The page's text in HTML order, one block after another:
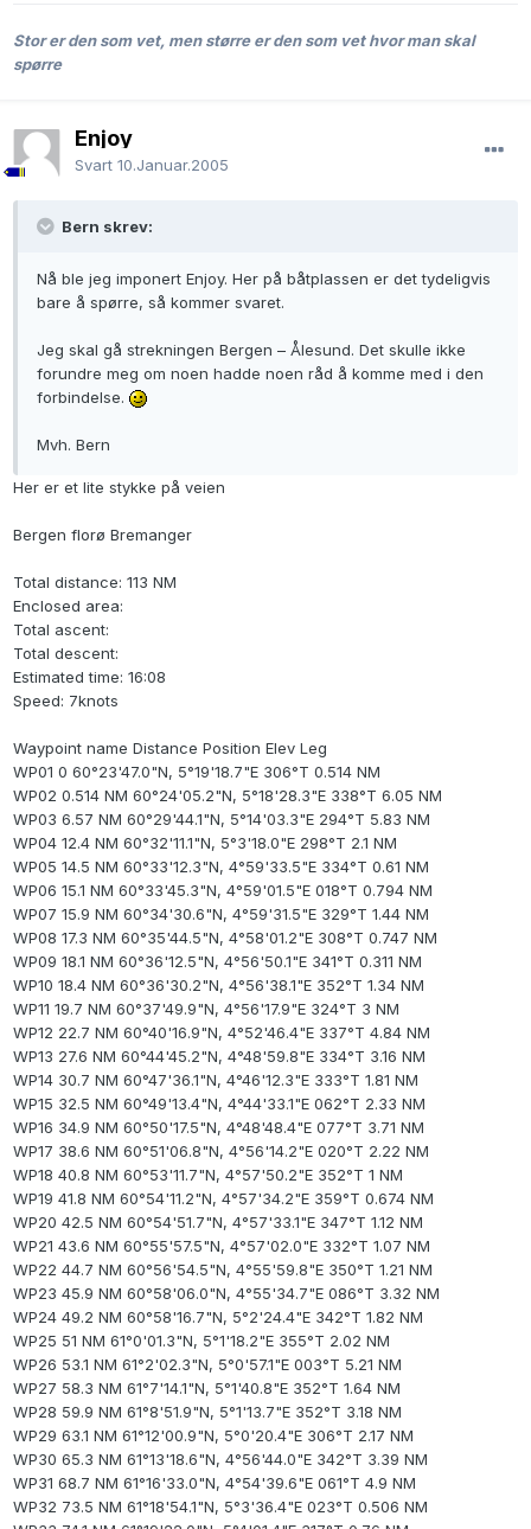
Stor er den som vet, men større er den som vet hvor man skal
spørre
Enjoy
Svart 10.Januar.2005
Bern skrev:
Nå ble jeg imponert Enjoy. Her på båtplassen er det tydeligvis
bare å spørre, så kommer svaret.
Jeg skal gå strekningen Bergen – Ålesund. Det skulle ikke
forundre meg om noen hadde noen råd å komme med i den
forbindelse.
Mvh. Bern
Her er et lite stykke på veien
Bergen florø Bremanger
Total distance: 113 NM
Enclosed area:
Total ascent:
Total descent:
Estimated time: 16:08
Speed: 7knots
Waypoint name Distance Position Elev Leg
WP01 0 60°23'47.0"N, 5°19'18.7"E 306°T 0.514 NM
WP02 0.514 NM 60°24'05.2"N, 5°18'28.3"E 338°T 6.05 NM
WP03 6.57 NM 60°29'44.1"N, 5°14'03.3"E 294°T 5.83 NM
WP04 12.4 NM 60°32'11.1"N, 5°3'18.0"E 298°T 2.1 NM
WP05 14.5 NM 60°33'12.3"N, 4°59'33.5"E 334°T 0.61 NM
WP06 15.1 NM 60°33'45.3"N, 4°59'01.5"E 018°T 0.794 NM
WP07 15.9 NM 60°34'30.6"N, 4°59'31.5"E 329°T 1.44 NM
WP08 17.3 NM 60°35'44.5"N, 4°58'01.2"E 308°T 0.747 NM
WP09 18.1 NM 60°36'12.5"N, 4°56'50.1"E 341°T 0.311 NM
WP10 18.4 NM 60°36'30.2"N, 4°56'38.1"E 352°T 1.34 NM
WP11 19.7 NM 60°37'49.9"N, 4°56'17.9"E 324°T 3 NM
WP12 22.7 NM 60°40'16.9"N, 4°52'46.4"E 337°T 4.84 NM
WP13 27.6 NM 60°44'45.2"N, 4°48'59.8"E 334°T 3.16 NM
WP14 30.7 NM 60°47'36.1"N, 4°46'12.3"E 333°T 1.81 NM
WP15 32.5 NM 60°49'13.4"N, 4°44'33.1"E 062°T 2.33 NM
WP16 34.9 NM 60°50'17.5"N, 4°48'48.4"E 077°T 3.71 NM
WP17 38.6 NM 60°51'06.8"N, 4°56'14.2"E 020°T 2.22 NM
WP18 40.8 NM 60°53'11.7"N, 4°57'50.2"E 352°T 1 NM
WP19 41.8 NM 60°54'11.2"N, 4°57'34.2"E 359°T 0.674 NM
WP20 42.5 NM 60°54'51.7"N, 4°57'33.1"E 347°T 1.12 NM
WP21 43.6 NM 60°55'57.5"N, 4°57'02.0"E 332°T 1.07 NM
WP22 44.7 NM 60°56'54.5"N, 4°55'59.8"E 350°T 1.21 NM
WP23 45.9 NM 60°58'06.0"N, 4°55'34.7"E 086°T 3.32 NM
WP24 49.2 NM 60°58'16.7"N, 5°2'24.4"E 342°T 1.82 NM
WP25 51 NM 61°0'01.3"N, 5°1'18.2"E 355°T 2.02 NM
WP26 53.1 NM 61°2'02.3"N, 5°0'57.1"E 003°T 5.21 NM
WP27 58.3 NM 61°7'14.1"N, 5°1'40.8"E 352°T 1.64 NM
WP28 59.9 NM 61°8'51.9"N, 5°1'13.7"E 352°T 3.18 NM
WP29 63.1 NM 61°12'00.9"N, 5°0'20.4"E 306°T 2.17 NM
WP30 65.3 NM 61°13'18.6"N, 4°56'44.0"E 342°T 3.39 NM
WP31 68.7 NM 61°16'33.0"N, 4°54'39.6"E 061°T 4.9 NM
WP32 73.5 NM 61°18'54.1"N, 5°3'36.4"E 023°T 0.506 NM